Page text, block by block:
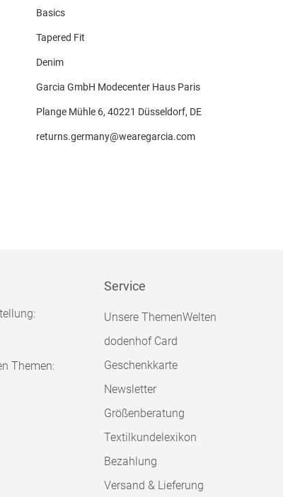
Basics
Tapered Fit
Denim
Garcia GmbH Modecenter Haus Paris
Plange Mühle 6, 40221 Düsseldorf, DE
returns.germany@wearegarcia.com
Themen:
Service
Unsere ThemenWelten
dodenhof Card
Geschenkkarte
Newsletter
Größenberatung
Textilkundelexikon
Bezahlung
Versand & Lieferung